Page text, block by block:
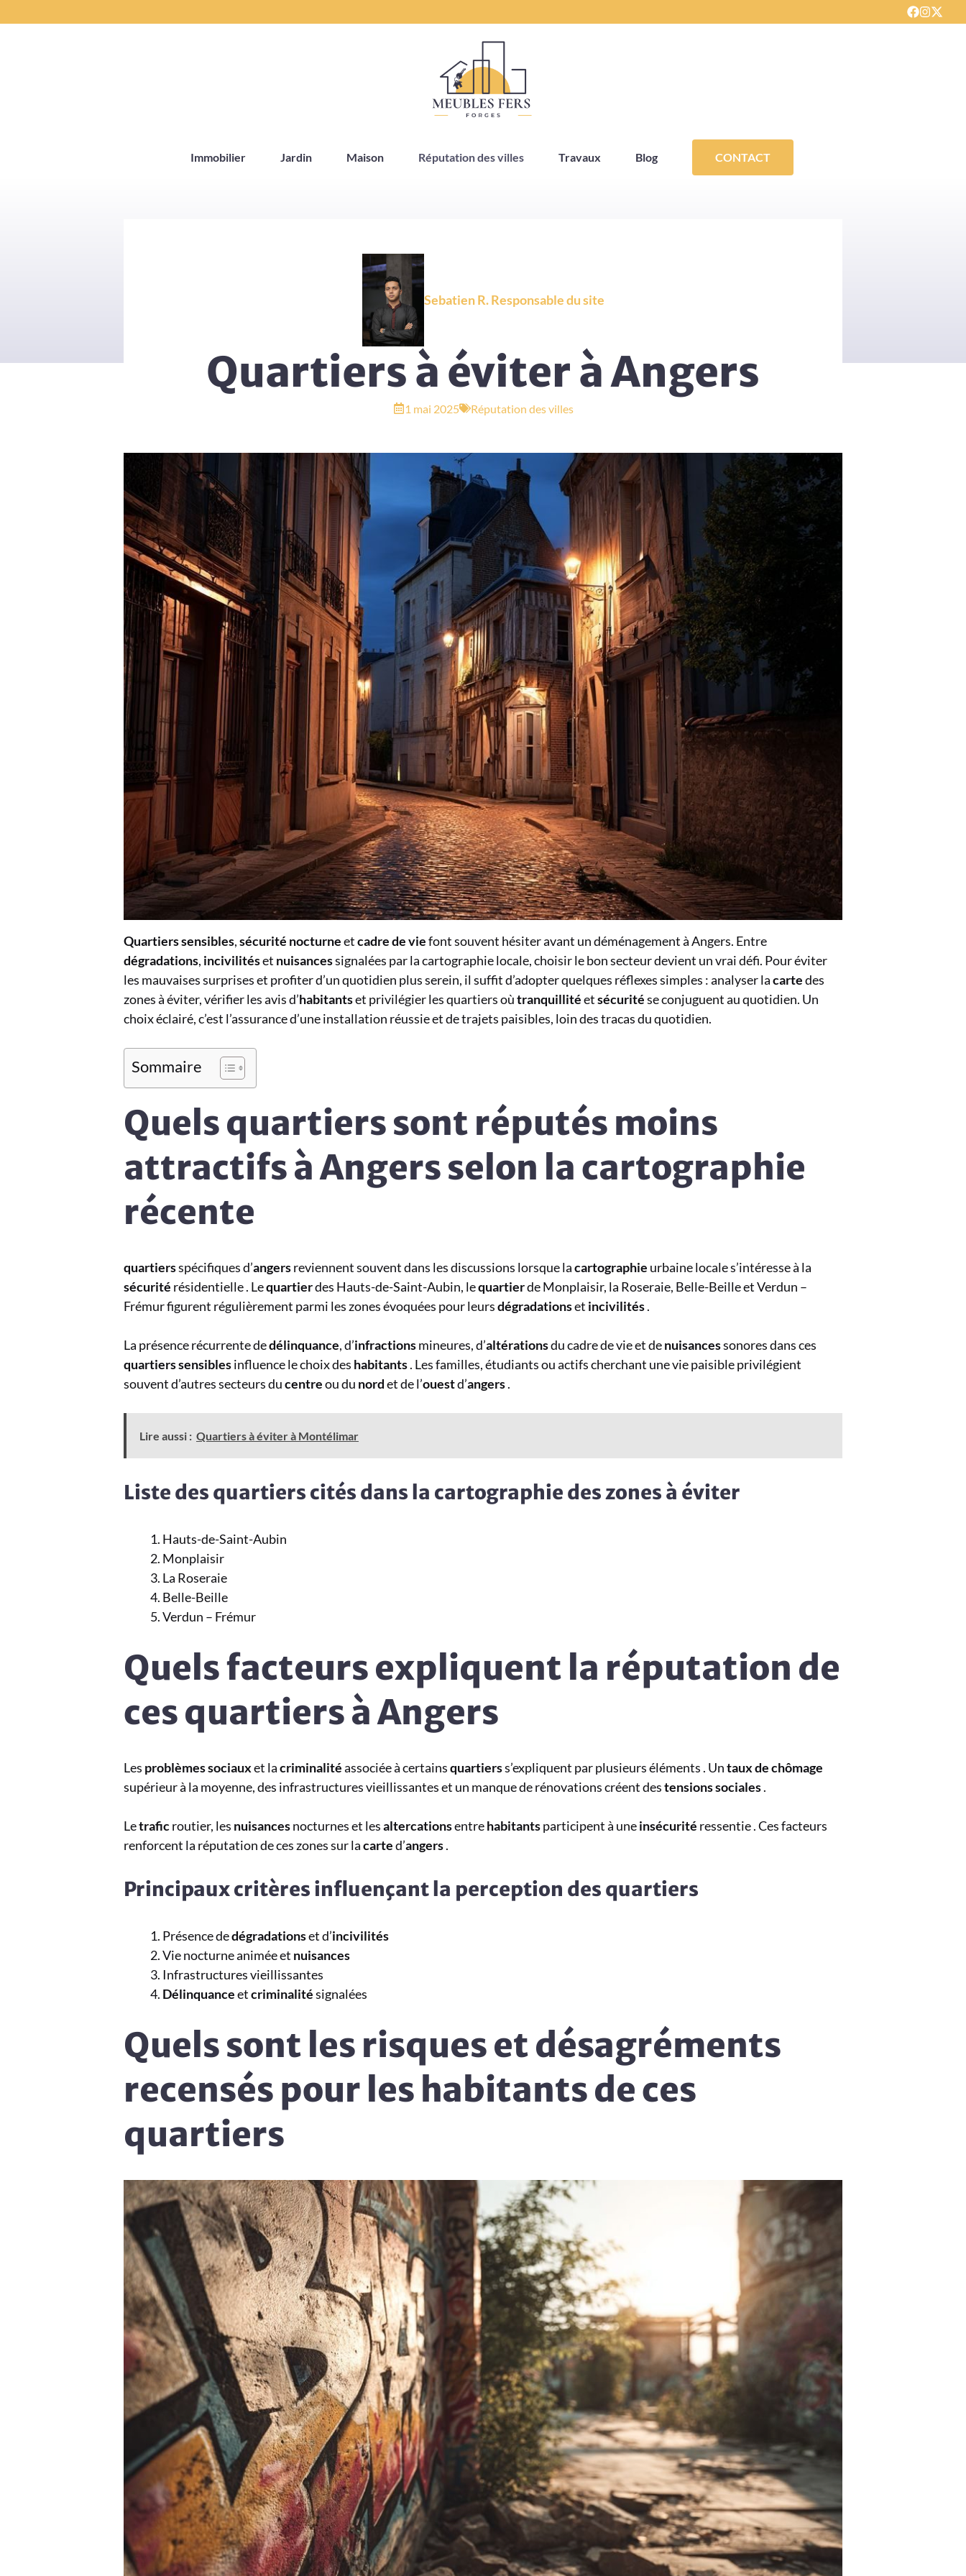
au
Immobilier Jardin Maison Réputation des villes Travaux Blog CONTACT
Sebatien R. Responsable du site
Quartiers à éviter à Angers
1 mai 2025 Réputation des villes
Quartiers sensibles,sécurité nocturneetcadre de viefont souvent hésiter avant un déménagement à Angers. Entre
dégradations, incivilitéset nuisancessignalées par la cartographie locale, choisir le bon secteur devient un vrai défi. Pour éviter
les mauvaises surprises et profiter d’un quotidien plus serein, il suffit d’adopter quelques réflexes simples : analyser lacartedes
zones à éviter, vérifier les avis d’habitantset privilégier les quartiers oùtranquillitéetsécuritése conjuguent au quotidien. Un
choix éclairé, c’est l’assurance d’une installation réussie et de trajets paisibles, loin des tracas du quotidien.
Sommaire
Quels quartiers sont réputés moins
attractifs à Angers selon la cartographie
récente
quartiersspécifiques d’angersreviennent souvent dans les discussions lorsque lacartographie urbaine locale s’intéresse à la
sécurité résidentielle . Lequartierdes Hauts-de-Saint-Aubin, lequartierde Monplaisir, la Roseraie, Belle-Beille et Verdun –
Frémur figurent régulièrement parmi les zones évoquées pour leursdégradationset incivilités.
La présence récurrente dedélinquance, d’infractionsmineures, d’altérationsdu cadre de vie et denuisancessonores dans ces
quartiers sensiblesinfluence le choix des habitants. Les familles, étudiants ou actifs cherchant une vie paisible privilégient
souvent d’autres secteurs ducentreou du nordet de l’ouestd’angers.
Lire aussi : Quartiers à éviter à Montélimar
Liste des quartiers cités dans la cartographie des zones à éviter
Hauts-de-Saint-Aubin
Monplaisir
La Roseraie
Belle-Beille
Verdun – Frémur
Quels facteurs expliquent la réputation de
ces quartiers à Angers
Les problèmes sociauxet lacriminalitéassociée à certainsquartierss’expliquent par plusieurs éléments . Untaux de chômage
supérieur à la moyenne, des infrastructures vieillissantes et un manque de rénovations créent destensions sociales.
Letraficroutier, les nuisancesnocturnes et lesaltercationsentrehabitantsparticipent à uneinsécurité ressentie . Ces facteurs
renforcent la réputation de ces zones sur lacarted’angers.
Principaux critères influençant la perception des quartiers
Présence dedégradationset d’incivilités
Vie nocturne animée et nuisances
Infrastructures vieillissantes
Délinquanceetcriminalitésignalées
Quels sont les risques et désagréments
recensés pour les habitants de ces
quartiers